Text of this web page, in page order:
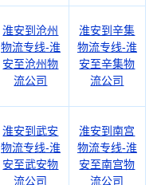
淮安到沧州
物流专线-淮
安至沧州物
流公司
淮安到辛集
物流专线-淮
安至辛集物
流公司
淮安到武安
物流专线-淮
安至武安物
流公司
淮安到南宫
物流专线-淮
安至南宫物
流公司